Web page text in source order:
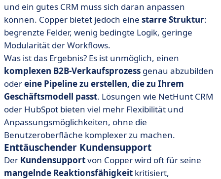
und ein gutes CRM muss sich daran anpassen
können. Copper bietet jedoch eine starre Struktur:
begrenzte Felder, wenig bedingte Logik, geringe
Modularität der Workflows.
Was ist das Ergebnis? Es ist unmöglich, einen
komplexen B2B-Verkaufsprozess genau abzubilden
odereine Pipeline zu erstellen, die zu Ihrem
Geschäftsmodell passt. Lösungen wie NetHunt CRM
oder HubSpot bieten viel mehr Flexibilität und
Anpassungsmöglichkeiten, ohne die
Benutzeroberfläche komplexer zu machen.
Enttäuschender Kundensupport
Der Kundensupportvon Copper wird oft für seine
mangelnde Reaktionsfähigkeit kritisiert,